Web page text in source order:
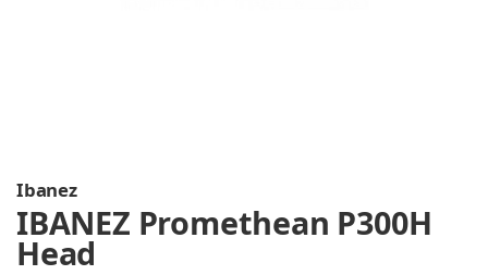
Ibanez
IBANEZ Promethean P300H
Head